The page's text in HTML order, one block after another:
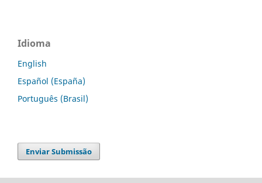
Idioma
English
Español (España)
Português (Brasil)
Enviar Submissão